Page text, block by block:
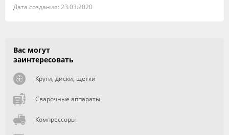
Дата создания: 23.03.2020
Вас могут
заинтересовать
Круги, диски, щетки
Сварочные аппараты
Компрессоры